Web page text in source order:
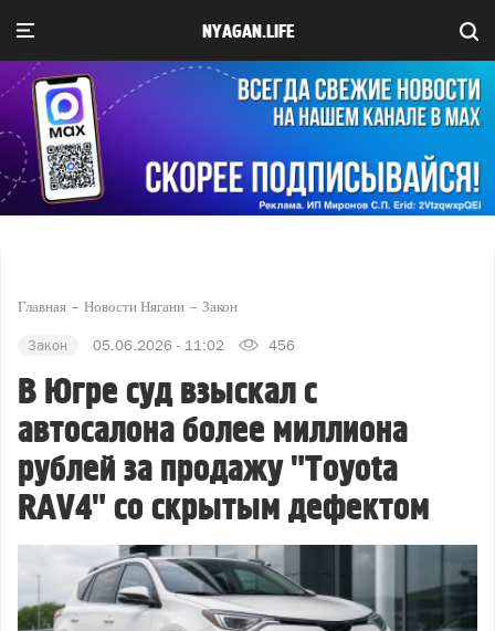
NYAGAN.LIFE
Главная Новости Нягани Закон
Закон 05.06.2026 - 11:02 456
В Югре суд взыскал с
автосалона более миллиона
рублей за продажу "Toyota
RAV4" со скрытым дефектом